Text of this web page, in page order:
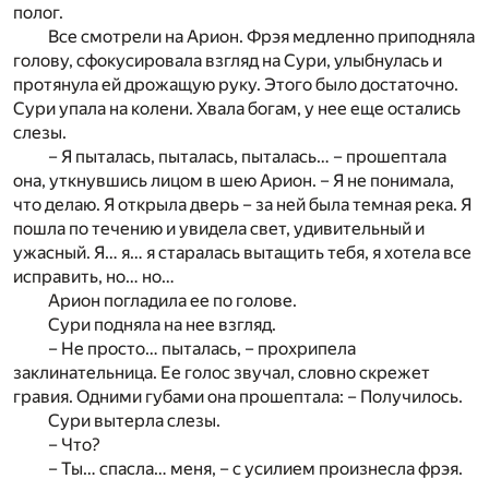
полог.
Все смотрели на Арион. Фрэя медленно приподняла
голову, сфокусировала взгляд на Сури, улыбнулась и
протянула ей дрожащую руку. Этого было достаточно.
Сури упала на колени. Хвала богам, у нее еще остались
слезы.
– Я пыталась, пыталась, пыталась… – прошептала
она, уткнувшись лицом в шею Арион. – Я не понимала,
что делаю. Я открыла дверь – за ней была темная река. Я
пошла по течению и увидела свет, удивительный и
ужасный. Я… я… я старалась вытащить тебя, я хотела все
исправить, но… но…
Арион погладила ее по голове.
Сури подняла на нее взгляд.
– Не просто… пыталась, – прохрипела
заклинательница. Ее голос звучал, словно скрежет
гравия. Одними губами она прошептала: – Получилось.
Сури вытерла слезы.
– Что?
– Ты… спасла… меня, – с усилием произнесла фрэя.